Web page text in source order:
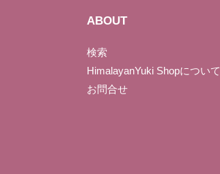
ABOUT
検索
HimalayanYuki Shopについて
お問合せ